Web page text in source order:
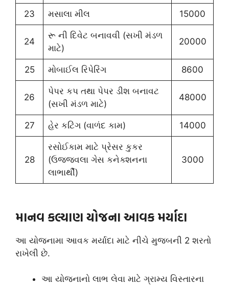
23 મસાલા મીલ 15000
24
રૂ ની દિવેટ બનાવવી (સખી મંડળ
માટે)
20000
25 મોબાઈલ રિપેરિંગ 8600
26
પેપર કપ તથા પેપર ડીશ બનાવટ
(સખી મંડળ માટે)
48000
27 હેર કટિંગ (વાળંદ કામ) 14000
28
રસોઈકામ માટે પ્રેસર કુકર
(ઉજ્જવલા ગેસ કનેક્શનના
લાભાર્થી)
3000
માનવ કલ્યાણ યોજના આવક મર્યાદા
આ યોજનામા આવક મર્યાદા માટે નીચે મુજબની 2 શરતો
રાખેલી છે.
આ યોજનાનો લાભ લેવા માટે ગ્રામ્‍ય વિસ્‍તારના